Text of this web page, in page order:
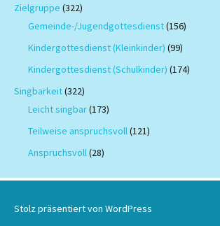
Zielgruppe (322)
Gemeinde-/Jugendgottesdienst(156)
Kindergottesdienst (Kleinkinder) (99)
Kindergottesdienst (Schulkinder) (174)
Singbarkeit(322)
Leicht singbar(173)
Teilweise anspruchsvoll(121)
Anspruchsvoll(28)
Stolz präsentiert von WordPress